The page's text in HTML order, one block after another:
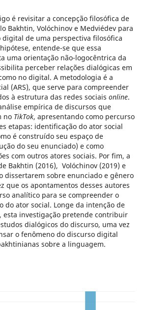
é revisitar a concepção filosófica de
Bakhtin, Volóchinov e Medviédev para
digital de uma perspectiva filosófica
entende-se que essa
uma orientação não-logocêntrica da
perceber relações dialógicas em
no digital. A metodologia é a
(ARS), que serve para compreender
à estrutura das redes sociais online.
empírica de discursos que
no TikTok, apresentando como percurso
etapas: identificação do ator social
é construído seu espaço de
do seu enunciado) e como
com outros atores sociais. Por fim, a
Bakhtin (2016), Volóchinov (2019) e
dissertarem sobre enunciado e gênero
que os apontamentos desses autores
analítico para se compreender o
do ator social. Longe da intenção de
esta investigação pretende contribuir
dialógicos do discurso, uma vez
o fenômeno do discurso digital
sobre a linguagem.